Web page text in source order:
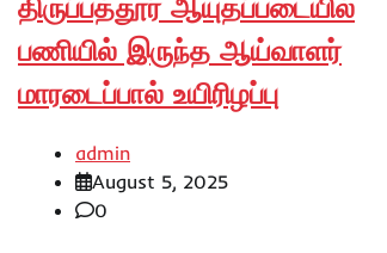
திருப்பத்தூர் ஆயுதப்படையில்
பணியில் இருந்த ஆய்வாளர்
மாரடைப்பால் உயிரிழப்பு
admin
August 5, 2025
0